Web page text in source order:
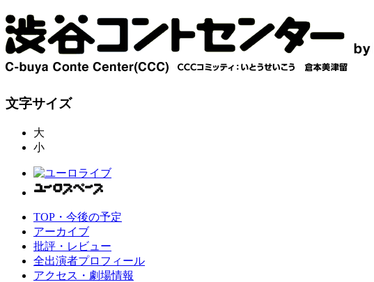
文字サイズ
大
小
TOP・今後の予定
アーカイブ
批評・レビュー
全出演者プロフィール
アクセス・劇場情報